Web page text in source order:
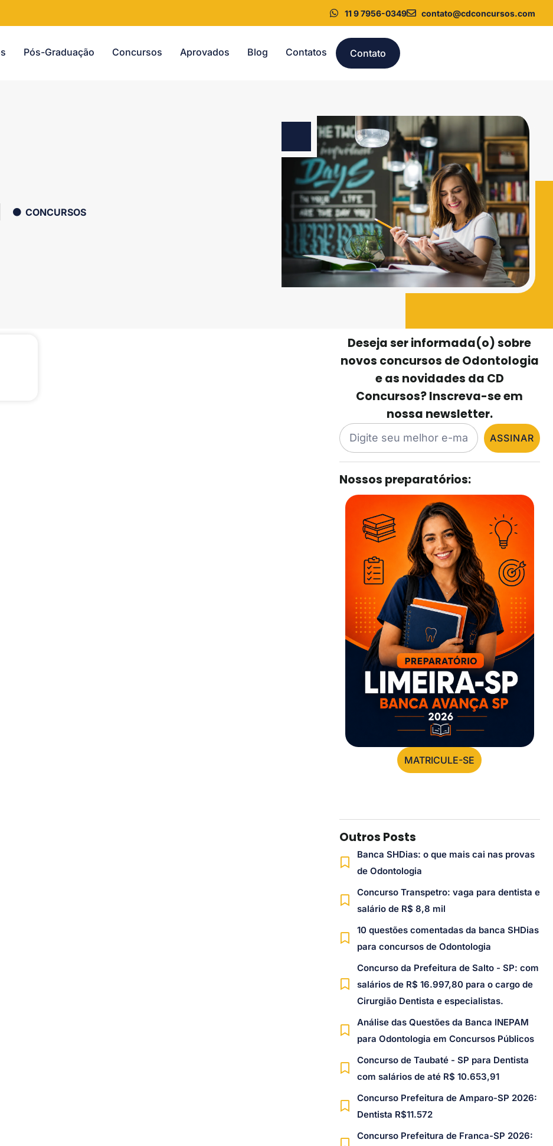
11 9 7956-0349 contato@cdconcursos.com
Pós-Graduação Concursos Aprovados Blog Contatos Contato
CONCURSOS
Deseja ser informada(o) sobre
novos concursos de Odontologia
e as novidades da CD
Concursos? Inscreva-se em
nossa newsletter.
ASSINAR
Nossos preparatórios:
MATRICULE-SE
Outros Posts
Banca SHDias: o que mais cai nas provas
de Odontologia
Concurso Transpetro: vaga para dentista e
salário de R$ 8,8 mil
10 questões comentadas da banca SHDias
para concursos de Odontologia
Concurso da Prefeitura de Salto - SP: com
salários de R$ 16.997,80 para o cargo de
Cirurgião Dentista e especialistas.
Análise das Questões da Banca INEPAM
para Odontologia em Concursos Públicos
Concurso de Taubaté - SP para Dentista
com salários de até R$ 10.653,91
Concurso Prefeitura de Amparo-SP 2026:
Dentista R$11.572
Concurso Prefeitura de Franca-SP 2026: